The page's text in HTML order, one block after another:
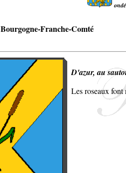
Bourgogne-Franche-Comté
D'azur, au
Les roseaux font